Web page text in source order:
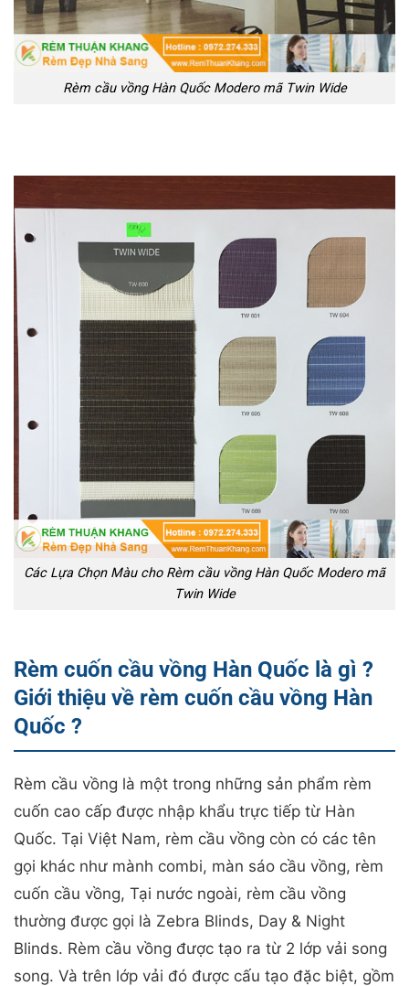
Rèm cầu vồng Hàn Quốc Modero mã Twin Wide
Các Lựa Chọn Màu cho Rèm cầu vồng Hàn Quốc Modero mã
Twin Wide
Rèm cuốn cầu vồng Hàn Quốc là gì ?
Giới thiệu về rèm cuốn cầu vồng Hàn
Quốc ?
Rèm cầu vồng là một trong những sản phẩm rèm
cuốn cao cấp được nhập khẩu trực tiếp từ Hàn
Quốc. Tại Việt Nam, rèm cầu vồng còn có các tên
gọi khác như mành combi, màn sáo cầu vồng, rèm
cuốn cầu vồng, Tại nước ngoài, rèm cầu vồng
thường được gọi là Zebra Blinds, Day & Night
Blinds. Rèm cầu vồng được tạo ra từ 2 lớp vải song
song. Và trên lớp vải đó được cấu tạo đặc biệt, gồm